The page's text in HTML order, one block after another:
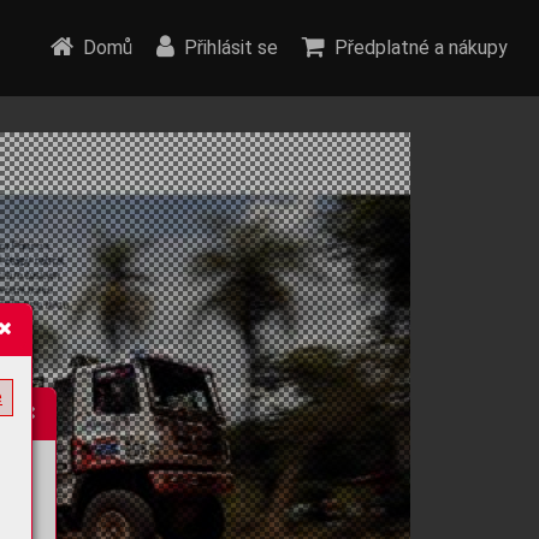
Domů Přihlásit se Předplatné a nákupy